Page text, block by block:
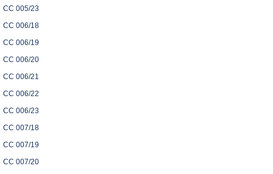
CC 005/23
CC 006/18
CC 006/19
CC 006/20
CC 006/21
CC 006/22
CC 006/23
CC 007/18
CC 007/19
CC 007/20